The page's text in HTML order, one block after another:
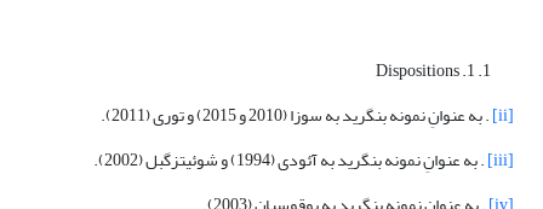
1. Dispositions
[ii] . به عنوانِ نمونه بنگرید به سوزا (2010 و 2015) و توری (2011).
[iii]
. به عنوانِ نمونه بنگرید به آئودی (1994) و شوئیتزگبل (2002).